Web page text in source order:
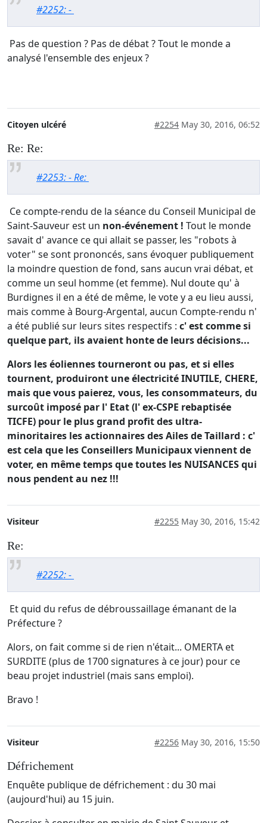
#2252: -
Pas de question ? Pas de débat ? Tout le monde a
analysé l'ensemble des enjeux ?
Citoyen ulcéré #2254 May 30, 2016, 06:52
Re: Re:
#2253: - Re:
Ce compte-rendu de la séance du Conseil Municipal de
Saint-Sauveur est un non-événement ! Tout le monde
savait d' avance ce qui allait se passer, les "robots à
voter" se sont prononcés, sans évoquer publiquement
la moindre question de fond, sans aucun vrai débat, et
comme un seul homme (et femme). Nul doute qu' à
Burdignes il en a été de même, le vote y a eu lieu aussi,
mais comme à Bourg-Argental, aucun Compte-rendu n'
a été publié sur leurs sites respectifs : c' est comme si
quelque part, ils avaient honte de leurs décisions...
Alors les éoliennes tourneront ou pas, et si elles
tournent, produiront une électricité INUTILE, CHERE,
mais que vous paierez, vous, les consommateurs, du
surcoût imposé par l' Etat (l' ex-CSPE rebaptisée
TICFE) pour le plus grand profit des ultra-
minoritaires les actionnaires des Ailes de Taillard : c'
est cela que les Conseillers Municipaux viennent de
voter, en même temps que toutes les NUISANCES qui
nous pendent au nez !!!
Visiteur #2255 May 30, 2016, 15:42
Re:
#2252: -
Et quid du refus de débroussaillage émanant de la
Préfecture ?
Alors, on fait comme si de rien n'était... OMERTA et
SURDITE (plus de 1700 signatures à ce jour) pour ce
beau projet industriel (mais sans emploi).
Bravo !
Visiteur #2256 May 30, 2016, 15:50
Défrichement
Enquête publique de défrichement : du 30 mai
(aujourd'hui) au 15 juin.